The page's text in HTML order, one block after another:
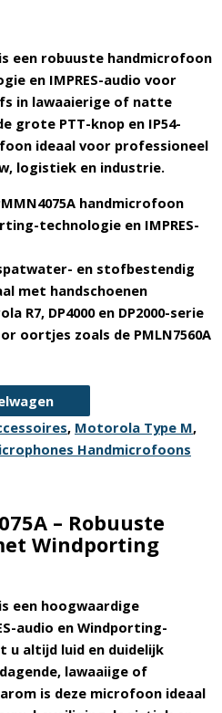
is een robuuste handmicrofoon
en IMPRES-audio voor
in lawaaierige of natte
grote PTT-knop en IP54-
ideaal voor professioneel
logistiek en industrie.
handmicrofoon
technologie en IMPRES-
en stofbestendig
met handschoenen
R7, DP4000 en DP2000-serie
oortjes zoals de PMLN7560A
, Motorola Type M,
Handmicrofoons
– Robuuste
Windporting
is een hoogwaardige
audio en Windporting-
u altijd luid en duidelijk
lawaaiige of
is deze microfoon ideaal